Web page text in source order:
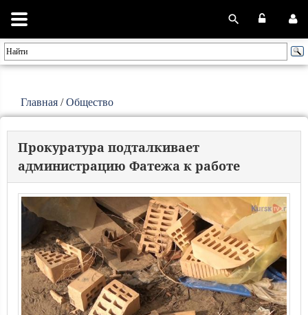
Главная /Общество
Прокуратура подталкивает
администрацию Фатежа к работе